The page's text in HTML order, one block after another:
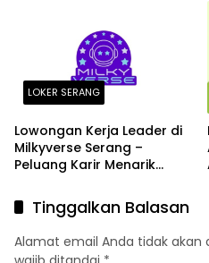
LOKER SERANG
Lowongan Kerja Leader di
Milkyverse Serang –
Peluang Karir Menarik
Tinggalkan Balasan
Alamat email Anda tidak akan